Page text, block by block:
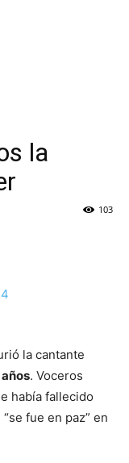
la
103
la cantante
. Voceros
había fallecido
fue en paz” en